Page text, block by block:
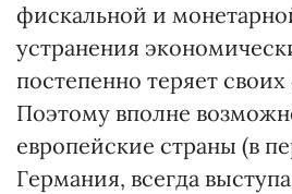
фискальной и
устранения
постепенно теряет
Поэтому вполне
европейские страны (в
Германия, всегда